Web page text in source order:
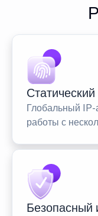
Глобальный IP-
работы с
Безопасный